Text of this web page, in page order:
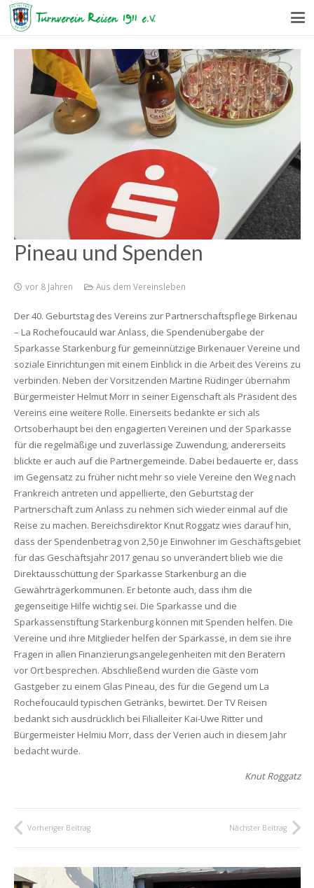
Pineau und Spenden
vor 8 Jahren Aus dem Vereinsleben
Der 40. Geburtstag des Vereins zur Partnerschaftspflege Birkenau
– La Rochefoucauld war Anlass, die Spendenübergabe der
Sparkasse Starkenburg für gemeinnützige Birkenauer Vereine und
soziale Einrichtungen mit einem Einblick in die Arbeit des Vereins zu
verbinden. Neben der Vorsitzenden Martine Rüdinger übernahm
Bürgermeister Helmut Morr in seiner Eigenschaft als Präsident des
Vereins eine weitere Rolle. Einerseits bedankte er sich als
Ortsoberhaupt bei den engagierten Vereinen und der Sparkasse
für die regelmäßige und zuverlässige Zuwendung, andererseits
blickte er auch auf die Partnergemeinde. Dabei bedauerte er, dass
im Gegensatz zu früher nicht mehr so viele Vereine den Weg nach
Frankreich antreten und appellierte, den Geburtstag der
Partnerschaft zum Anlass zu nehmen sich wieder einmal auf die
Reise zu machen. Bereichsdirektor Knut Roggatz wies darauf hin,
dass der Spendenbetrag von 2,50 je Einwohner im Geschäftsgebiet
für das Geschäftsjahr 2017 genau so unverändert blieb wie die
Direktausschüttung der Sparkasse Starkenburg an die
Gewährträgerkommunen. Er betonte auch, dass ihm die
gegenseitige Hilfe wichtig sei. Die Sparkasse und die
Sparkassenstiftung Starkenburg können mit Spenden helfen. Die
Vereine und ihre Mitglieder helfen der Sparkasse, in dem sie ihre
Fragen in allen Finanzierungsangelegenheiten mit den Beratern
vor Ort besprechen. Abschließend wurden die Gäste vom
Gastgeber zu einem Glas Pineau, des für die Gegend um La
Rochefoucauld typischen Getränks, bewirtet. Der TV Reisen
bedankt sich ausdrücklich bei Filialleiter Kai-Uwe Ritter und
Bürgermeister Helmiu Morr, dass der Verien auch in diesem Jahr
bedacht wurde.
Knut Roggatz
Vorheriger Beitrag Nächster Beitrag